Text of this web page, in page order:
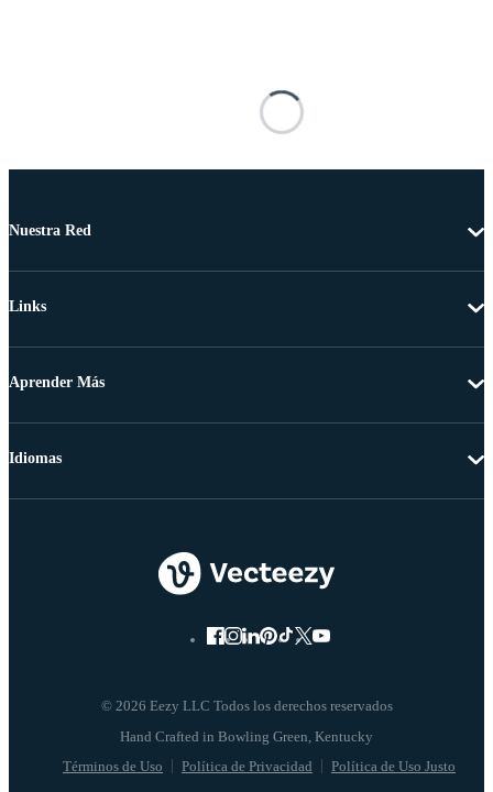
Nuestra Red
Links
Aprender Más
© 2026 Eezy LLC Todos los derechos reservados
Términos de Uso Política de Privacidad Política de Uso Justo
Idiomas